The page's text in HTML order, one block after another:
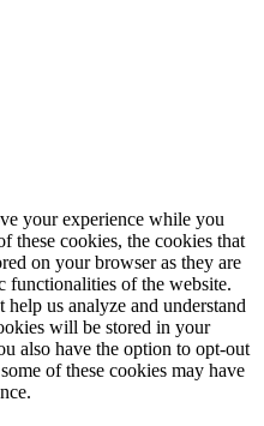
your experience while you
these cookies, the cookies that
on your browser as they are
functionalities of the website.
us analyze and understand
will be stored in your
also have the option to opt-out
of these cookies may have